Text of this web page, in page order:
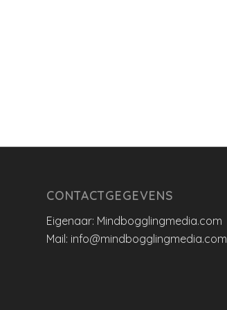
CONTACTGEGEVENS
Eigenaar: Mindbogglingmedia.com
Mail: info@mindbogglingmedia.com